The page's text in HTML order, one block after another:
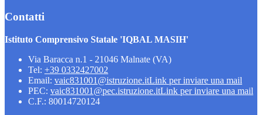
Contatti
Istituto Comprensivo Statale 'IQBAL MASIH'
Via Baracca n.1 - 21046 Malnate (VA)
Tel: +39 0332427002
Email: vaic831001@istruzione.itLink per inviare una mail
PEC: vaic831001@pec.istruzione.itLink per inviare una mail
C.F.: 80014720124